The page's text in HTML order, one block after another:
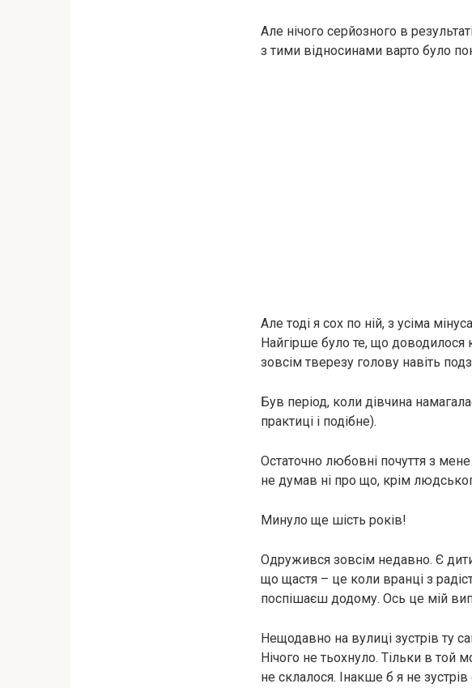
Але нічого серйозного в
з тими відносинами варто було
Але тоді я сох по ній, з усіма
Найгірше було те, що доводилося
зовсім тверезу голову навіть
Був період, коли дівчина
практиці і подібне).
Остаточно любовні почуття з
не думав ні про що, крім
Минуло ще шість років!
Одружився зовсім недавно. Є
що щастя – це коли вранці з
поспішаєш додому. Ось це мій
Нещодавно на вулиці зустрів ту
Нічого не тьохнуло. Тільки в той
не склалося. Інакше б я не